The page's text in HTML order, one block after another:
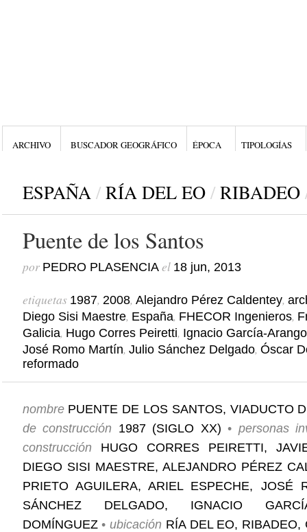
ARCHIVO BUSCADOR GEOGRÁFICO ÉPOCA TIPOLOGÍAS
ESPAÑA / RÍA DEL EO / RIBADEO
Puente de los Santos
por PEDRO PLASENCIAel 18 jun, 2013
etiquetas 1987, 2008, Alejandro Pérez Caldentey,
Diego Sisi Maestre, España, FHECOR Ingenieros,
Galicia, Hugo Corres Peiretti, Ignacio García-Arango
José Romo Martín, Julio Sánchez Delgado, Óscar
reformado
nombre PUENTE DE LOS SANTOS, VIADUCTO
de construcción 1987 (SIGLO XX) • personas
construcción
HUGO CORRES PEIRETTI,
DIEGO SISI MAESTRE, ALEJANDRO PÉREZ
PRIETO AGUILERA, ARIEL ESPECHE, JOSÉ
SÁNCHEZ DELGADO, IGNACIO
DOMÍNGUEZ• ubicación RÍA DEL EO,